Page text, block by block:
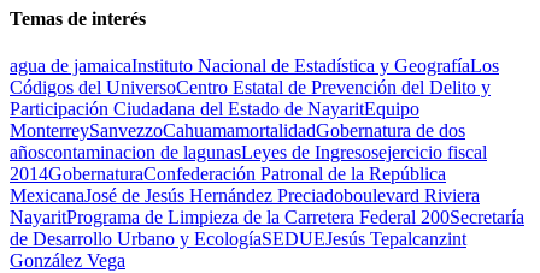
Temas de interés
agua de jamaicaInstituto Nacional de Estadística y GeografíaLos
Códigos del UniversoCentro Estatal de Prevención del Delito y
Participación Ciudadana del Estado de NayaritEquipo
MonterreySanvezzoCahuamamortalidadGobernatura de dos
añoscontaminacion de lagunasLeyes de Ingresosejercicio fiscal
2014GobernaturaConfederación Patronal de la República
MexicanaJosé de Jesús Hernández Preciadoboulevard Riviera
NayaritPrograma de Limpieza de la Carretera Federal 200Secretaría
de Desarrollo Urbano y EcologíaSEDUEJesús Tepalcanzint
González Vega